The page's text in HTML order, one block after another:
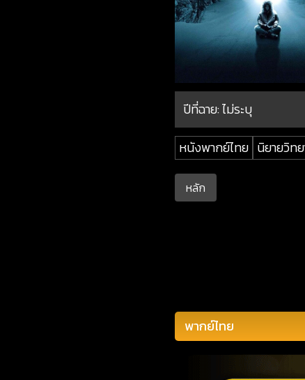
ปีที่ฉาย:ไม่ระบุ
หนังพากย์ไทย นิยายวิท
หลัก